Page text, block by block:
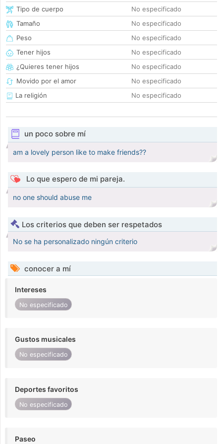
Tipo de cuerpo
No especificado
Tamaño
No especificado
Peso
No especificado
Tener hijos
No especificado
¿Quieres tener hijos
No especificado
Movido por el amor
No especificado
La religión
No especificado
un poco sobre mí
am a lovely person like to make friends??
Lo que espero de mi pareja.
no one should abuse me
Los criterios que deben ser respetados
No se ha personalizado ningún criterio
conocer a mí
Intereses
No especificado
Gustos musicales
No especificado
Deportes favoritos
No especificado
Paseo